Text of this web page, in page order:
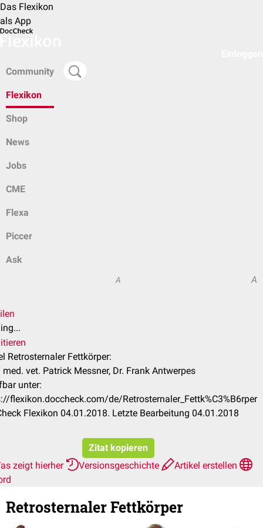
Das Flexikon
als App
Community
Flexikon
Shop
News
Jobs
CME
Flexa
Piccer
Ask
A A
Retrosternaler Fettkörper:
vet. Patrick Messner, Dr. Frank Antwerpes
unter:
flexikon.doccheck.com/de/Retrosternaler_Fettk%C3%B6rper
Flexikon 04.01.2018. Letzte Bearbeitung 04.01.2018
Zitat kopieren
zeigt hierher
Versionsgeschichte
Artikel erstellen
Retrosternaler Fettkörper